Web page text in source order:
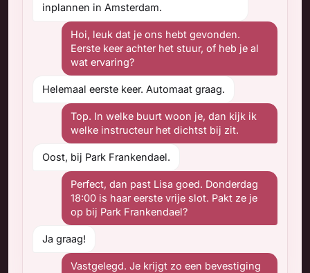
inplannen in Amsterdam.
Hoi, leuk dat je ons hebt gevonden.
Eerste keer achter het stuur, of heb je al
wat ervaring?
Helemaal eerste keer. Automaat graag.
Top. In welke buurt woon je, dan kijk ik
welke instructeur het dichtst bij zit.
Oost, bij Park Frankendael.
Perfect, dan past Lisa goed. Donderdag
18:00 is haar eerste vrije slot. Pakt ze je
op bij Park Frankendael?
Ja graag!
Vastgelegd. Je krijgt zo een bevestiging